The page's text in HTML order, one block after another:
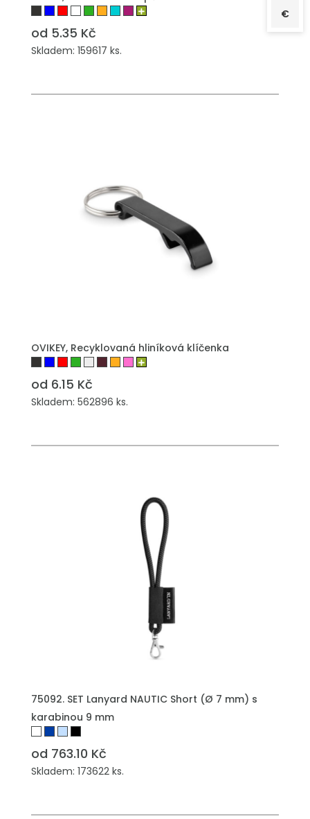
od 5.35 Kč
Skladem: 159617 ks.
OVIKEY, Recyklovaná hliníková klíčenka
od 6.15 Kč
Skladem: 562896 ks.
75092. SET Lanyard NAUTIC Short (Ø 7 mm) s
karabinou 9 mm
od 763.10 Kč
Skladem: 173622 ks.
€